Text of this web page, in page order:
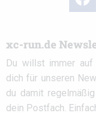
xc-run.de
Du willst immer auf
dich für unseren
du damit
dein Postfach.